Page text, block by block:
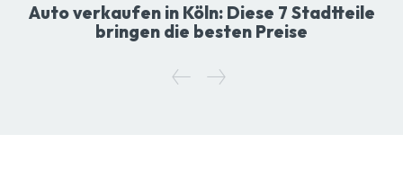
Auto verkaufen in Köln: Diese 7 Stadtteile
bringen die besten Preise